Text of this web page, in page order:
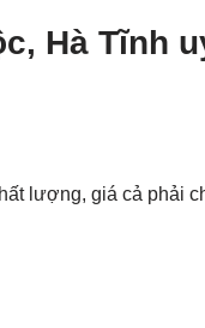
Hà Tĩnh
lượng, giá cả phải